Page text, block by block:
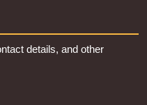
details, and other